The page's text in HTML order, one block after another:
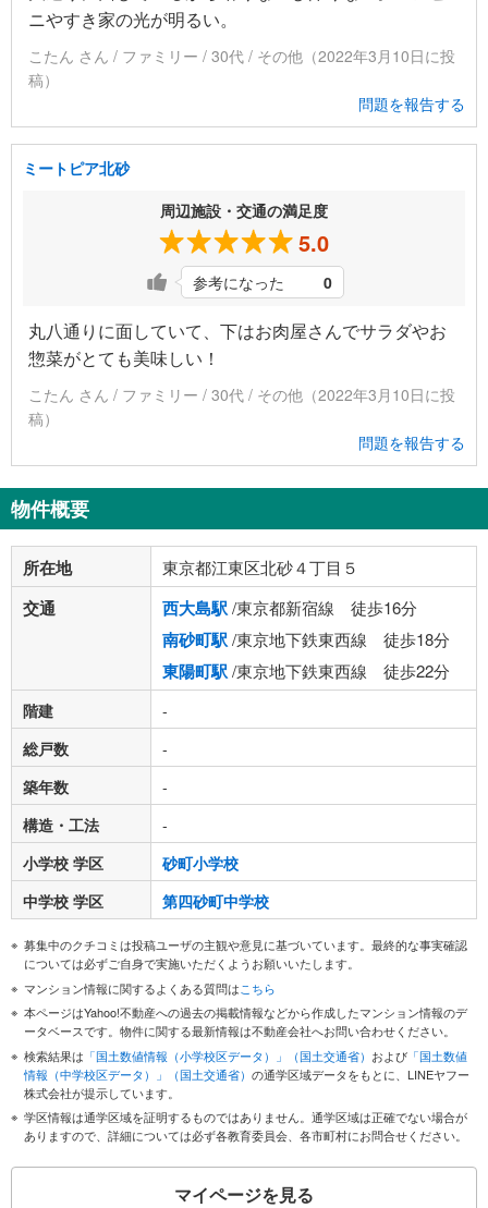
ニやすき家の光が明るい。
こたん さん / ファミリー / 30代 / その他（2022年3月10日に投
稿）
問題を報告する
ミートピア北砂
周辺施設・交通の満足度
5.0
参考になった 0
丸八通りに面していて、下はお肉屋さんでサラダやお
惣菜がとても美味しい！
こたん さん / ファミリー / 30代 / その他（2022年3月10日に投
稿）
問題を報告する
物件概要
所在地 東京都江東区北砂４丁目５
交通 西大島駅/東京都新宿線 徒歩16分
南砂町駅/東京地下鉄東西線 徒歩18分
東陽町駅/東京地下鉄東西線 徒歩22分
階建
-
総戸数
-
築年数
-
構造・工法
-
小学校 学区
砂町小学校
中学校 学区
第四砂町中学校
募集中のクチコミは投稿ユーザの主観や意見に基づいています。最終的な事実確認
については必ずご自身で実施いただくようお願いいたします。
マンション情報に関するよくある質問はこちら
本ページはYahoo!不動産への過去の掲載情報などから作成したマンション情報のデ
ータベースです。物件に関する最新情報は不動産会社へお問い合わせください。
検索結果は 「国土数値情報（小学校区データ）」（国土交通省） および 「国土数値
情報（中学校区データ）」（国土交通省） の通学区域データをもとに、LINEヤフー
株式会社が提示しています。
学区情報は通学区域を証明するものではありません。通学区域は正確でない場合が
ありますので、詳細については必ず各教育委員会、各市町村にお問合せください。
マイページを見る